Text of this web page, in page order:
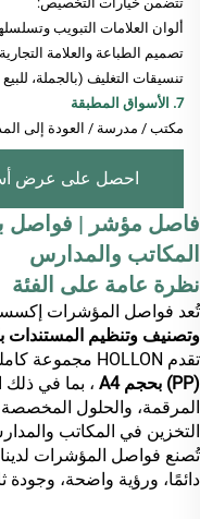
ألوان العلامات التبويب
تصميم الطباعة والعلامة التجارية
تنسيقات التغليف (بالجملة، للبيع
7. الأسواق المطبقة
مكتب / مدرسة / العودة إلى
احصل على عرض
المكاتب والمدارس
نظرة عامة على الفئة
تُعد فواصل المؤشرات
وتصنيف وتنظيم المستندات
تقدم HOLLON مجموعة كاملة من
(PP) بحجم A4
، بما في ذلك
التخزين في المكاتب
تُصنع فواصل المؤشرات
دائمًا، ورؤية واضحة، وجودة